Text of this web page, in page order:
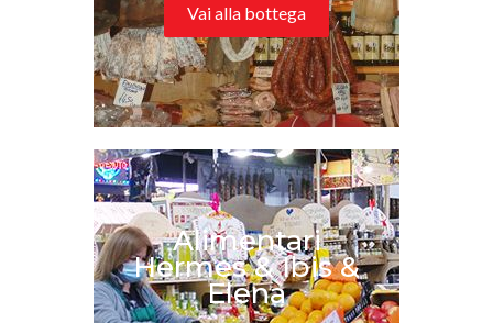
Vai alla bottega
Alimentari
Hermes & Ibis &
Elena